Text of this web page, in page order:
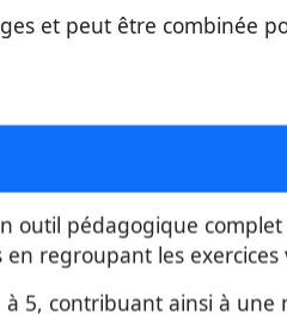
et peut être combinée
outil pédagogique
regroupant les
5, contribuant ainsi à